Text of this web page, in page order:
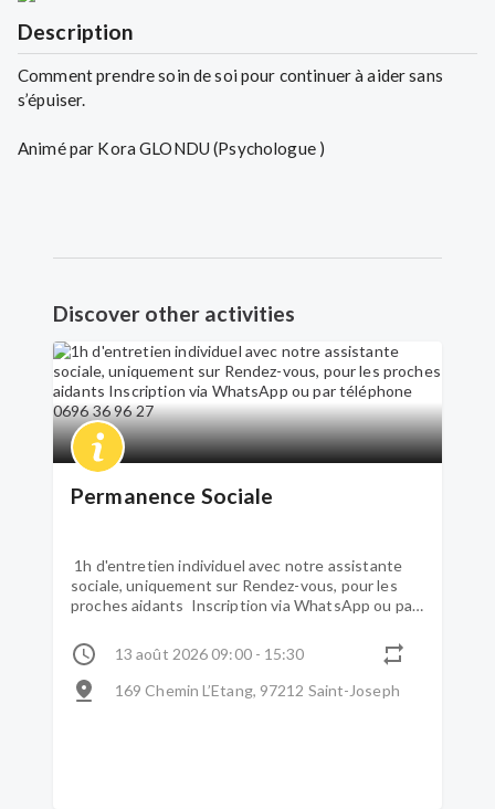
Description
Comment prendre soin de soi pour continuer à aider sans
s’épuiser.
Animé par Kora GLONDU (Psychologue )
Discover other activities
Permanence Sociale
1h d'entretien individuel avec notre assistante
sociale, uniquement sur Rendez-vous, pour les
proches aidants Inscription via WhatsApp ou par
13 août 2026 09:00 - 15:30
169 Chemin L’Etang, 97212 Saint-Joseph